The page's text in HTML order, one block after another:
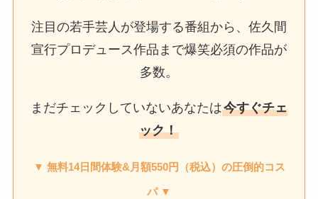
注目の若手芸人が登場する番組から、佐久間
宣行プロデュース作品まで爆笑必須の作品が
多数。
まだチェックしていないあなたは今すぐチェ
ック！
▼ 無料14日間体験&月額550円（税込）の圧倒的コス
パ ▼